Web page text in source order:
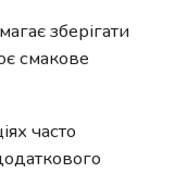
зберігати
смакове
часто